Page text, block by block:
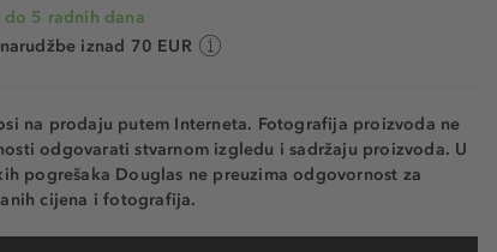
5 radnih dana
iznad 70 EUR
na prodaju putem Interneta. Fotografija proizvoda ne
odgovarati stvarnom izgledu i sadržaju proizvoda. U
pogrešaka Douglas ne preuzima odgovornost za
cijena i fotografija.